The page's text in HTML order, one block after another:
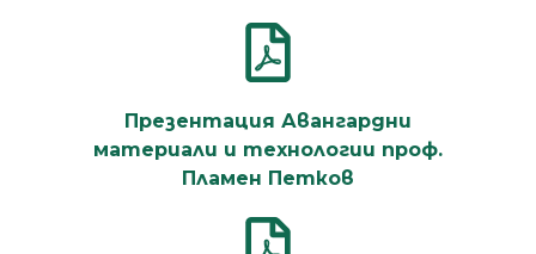
Презентация Авангардни
материали и технологии проф.
Пламен Петков